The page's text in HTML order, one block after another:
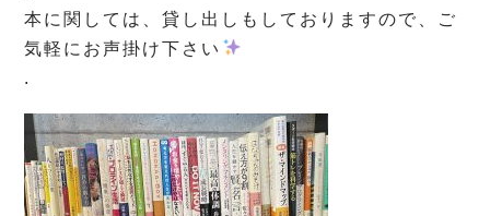
本に関しては、貸し出しもしておりますので、ご
気軽にお声掛け下さい
.